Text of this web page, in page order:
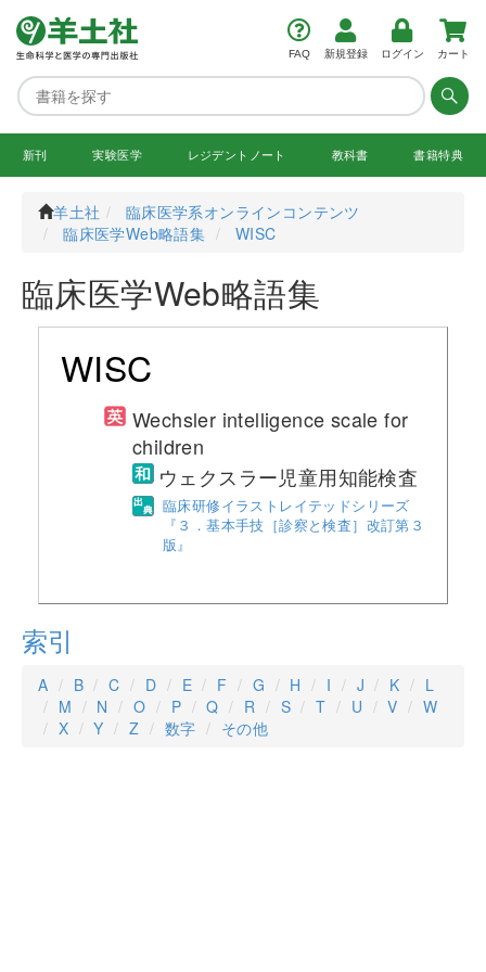
FAQ 新規登録 ログイン カート
新刊 実験医学 レジデント ノート 教科書 書籍特典
羊土社
臨床医学系オンラインコンテンツ
臨床医学Web略語集
WISC
臨床医学Web略語集
WISC
Wechsler intelligence scale for
children
ウェクスラー児童用知能検査
臨床研修イラストレイテッドシリーズ
『３．基本手技［診察と検査］改訂第３
版』
索引
A B C D E F G H I J K
L
M
N O P Q R S T U V
W
X
Y Z 数字 その他